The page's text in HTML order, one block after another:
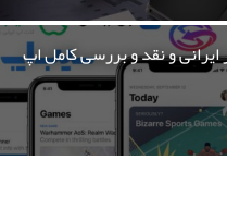
و نقد و بررسی کامل اپ